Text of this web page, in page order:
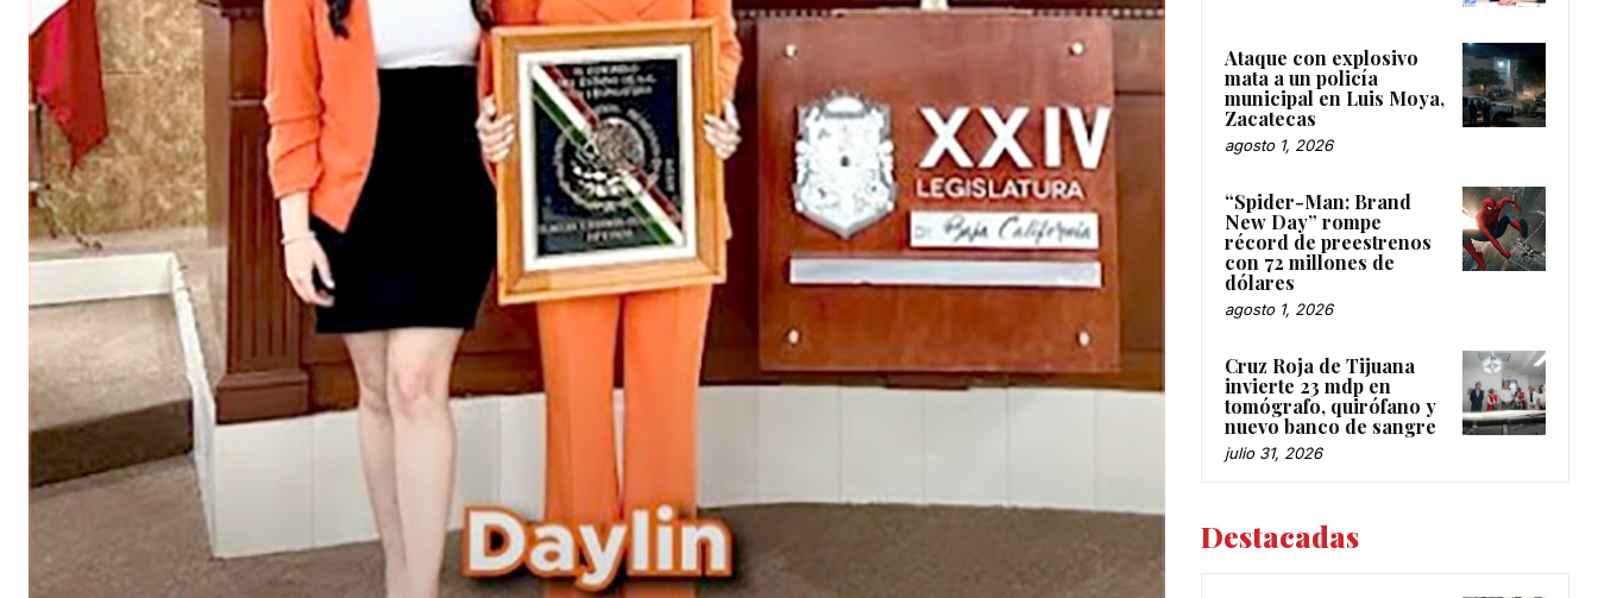
Ataque con explosivo
mata a un policía
municipal en Luis Moya,
Zacatecas
agosto 1, 2026
“Spider-Man: Brand
New Day” rompe
récord de preestrenos
con 72 millones de
dólares
agosto 1, 2026
Cruz Roja de Tijuana
invierte 23 mdp en
tomógrafo, quirófano y
nuevo banco de sangre
julio 31, 2026
Destacadas